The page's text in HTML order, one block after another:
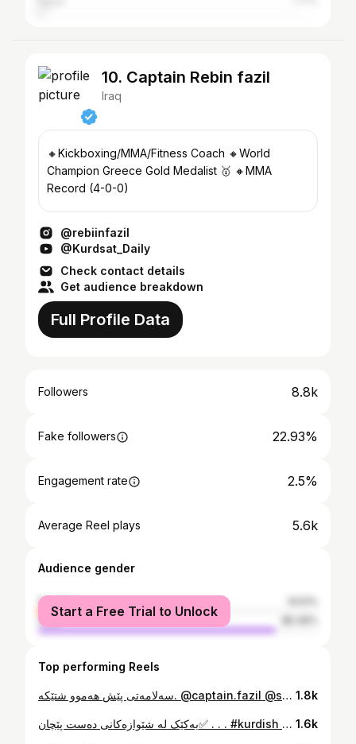
10. Captain Rebin fazil
Iraq
🔸Kickboxing/MMA/Fitness Coach 🔸World
Champion Greece Gold Medalist 🥇 🔸MMA
Record (4-0-0)
@rebiinfazil
@Kurdsat_Daily
Check contact details
Get audience breakdown
Full Profile Data
Followers 8.8k
Fake followers 22.93%
Engagement rate 2.5%
Average Reel plays 5.6k
Audience gender
female
male
Start a Free Trial to Unlock
Top performing Reels
سەلامەتی پێش هەموو شتێکە. @captain.fazil @supersilver_heza 1.8k
یەکێک لە شێوازەکانی دەست پێچان✅ . . . #kurdish #foryou #kickboxing 1.6k